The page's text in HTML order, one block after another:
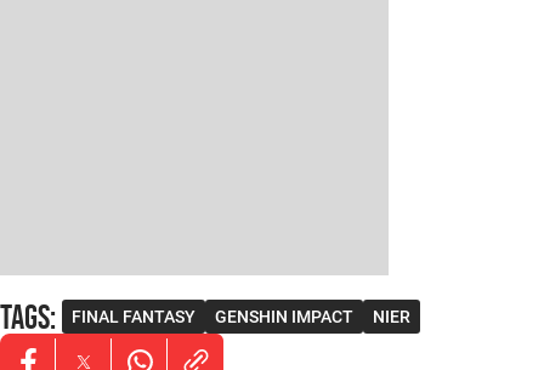
Tags: FINAL FANTASY GENSHIN IMPACT NIER